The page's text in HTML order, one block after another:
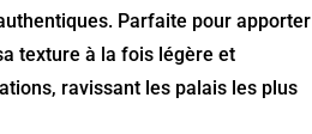
Parfaite pour apporter
texture à la fois légère et
ravissant les palais les plus